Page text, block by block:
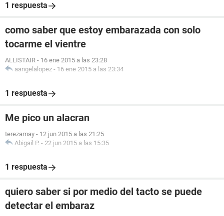
1 respuesta
como saber que estoy embarazada con solo
tocarme el vientre
ALLISTAIR - 16 ene 2015 a las 23:28
aangelalopez - 16 ene 2015 a las 23:34
1 respuesta
Me pico un alacran
terezamay - 12 jun 2015 a las 21:25
Abigail P. - 22 jun 2015 a las 15:35
1 respuesta
quiero saber si por medio del tacto se puede
detectar el embaraz